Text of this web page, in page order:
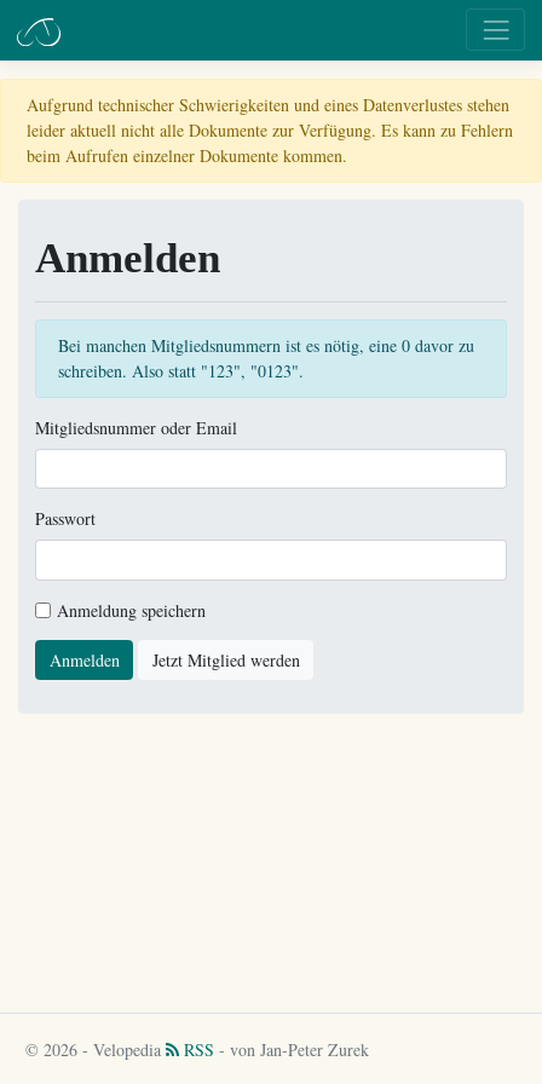
Aufgrund technischer Schwierigkeiten und eines Datenverlustes stehen
leider aktuell nicht alle Dokumente zur Verfügung. Es kann zu Fehlern
beim Aufrufen einzelner Dokumente kommen.
Anmelden
Bei manchen Mitgliedsnummern ist es nötig, eine 0 davor zu
schreiben. Also statt "123", "0123".
Mitgliedsnummer oder Email
Passwort
Anmeldung speichern
Anmelden Jetzt Mitglied werden
© 2026 - Velopedia RSS - von Jan-Peter Zurek